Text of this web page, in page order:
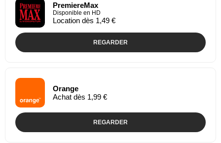
PremiereMax
Disponible en HD
Location dès 1,49 €
REGARDER
Orange
Achat dès 1,99 €
REGARDER